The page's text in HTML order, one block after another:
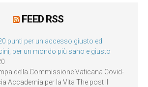
FEED RSS
punti per un accesso giusto ed
per un mondo più sano e giusto
della Commissione Vaticana Covid-
Accademia per la Vita The post Il